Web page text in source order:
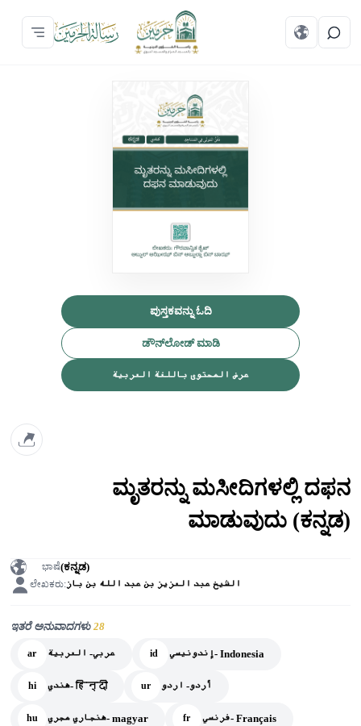
ಪುಸ್ತಕವನ್ನು ಓದಿ
ಡೌನ್‌ಲೋಡ್ ಮಾಡಿ
عرض المحتوى باللغة العربية
ಮೃತರನ್ನು ಮಸೀದಿಗಳಲ್ಲಿ ದಫನ
ಮಾಡುವುದು (ಕನ್ನಡ)
ಭಾಷೆ(ಕನ್ನಡ)
ಲೇಖಕರು:الشيخ عبد العزيز بن عبد الله بن باز
ಇತರೆ ಅನುವಾದಗಳು28
ar عربي- العربية id إندونيسي- Indonesia
hi هندي- हिन्दी ur أردو- اردو
hu هنجاري مجري- magyar fr فرنسي- Français